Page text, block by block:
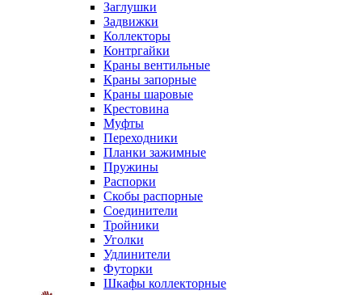
Заглушки
Задвижки
Коллекторы
Контргайки
Краны вентильные
Краны запорные
Краны шаровые
Крестовина
Муфты
Переходники
Планки зажимные
Пружины
Распорки
Скобы распорные
Соединители
Тройники
Уголки
Удлинители
Футорки
Шкафы коллекторные